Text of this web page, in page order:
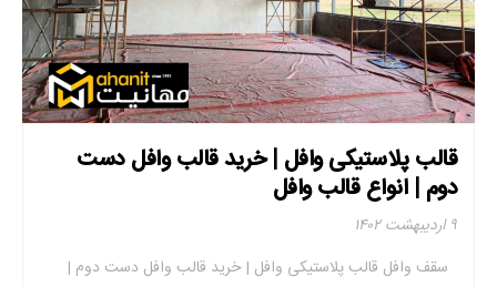
قالب پلاستیکی وافل | خرید قالب وافل دست
دوم | انواع قالب وافل
۹ اردیبهشت ۱۴۰۲
سقف وافل قالب پلاستیکی وافل | خرید قالب وافل دست دوم |